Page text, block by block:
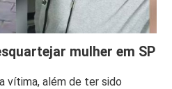
mulher em SP
vítima, além de ter sido